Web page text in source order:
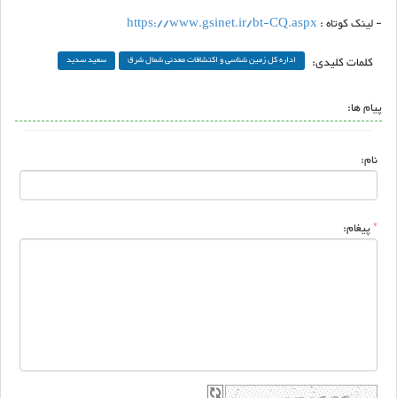
- لینک کوتاه : https://www.gsinet.ir/bt-CQ.aspx
کلمات کلیدی:
اداره کل زمین شناسی و اکتشافات معدنی شمال شرق سعید سدید
پیام ها:
نام:
*پیغام: